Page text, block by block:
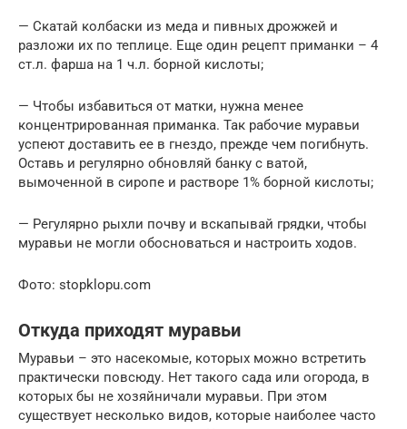
— Скатай колбаски из меда и пивных дрожжей и
разложи их по теплице. Еще один рецепт приманки – 4
ст.л. фарша на 1 ч.л. борной кислоты;
— Чтобы избавиться от матки, нужна менее
концентрированная приманка. Так рабочие муравьи
успеют доставить ее в гнездо, прежде чем погибнуть.
Оставь и регулярно обновляй банку с ватой,
вымоченной в сиропе и растворе 1% борной кислоты;
— Регулярно рыхли почву и вскапывай грядки, чтобы
муравьи не могли обосноваться и настроить ходов.
Фото: stopklopu.com
Откуда приходят муравьи
Муравьи – это насекомые, которых можно встретить
практически повсюду. Нет такого сада или огорода, в
которых бы не хозяйничали муравьи. При этом
существует несколько видов, которые наиболее часто